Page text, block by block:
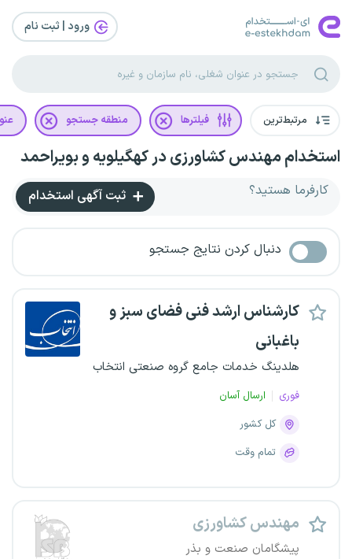
ورود | ثبت‌ نام
مرتبط‌ترین فیلترها منطقه جستجو
استخدام مهندس کشاورزی در کهگیلویه و بویراحمد
کارفرما هستید؟ ثبت آگهی استخدام
دنبال کردن نتایج جستجو
کارشناس ارشد فنی فضای سبز و
باغبانی
هلدینگ خدمات جامع گروه صنعتی انتخاب
فوری
ارسال آسان
کل کشور
تمام وقت
مهندس کشاورزی
پیشگامان صنعت و بذر